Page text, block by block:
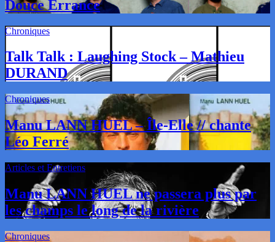
Douce Errance
Chroniques
Talk Talk : Laughing Stock – Mathieu
DURAND
Chroniques
Manu LANN HUEL – Île-Elle // chante
Léo Ferré
Articles et Entretiens
Manu LANN HUEL ne passera plus par
les champs le long de la rivière
Chroniques